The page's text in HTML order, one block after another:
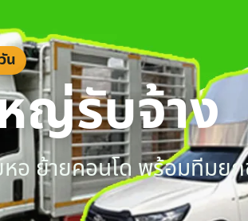
น
ญ่รับจ้าง
อ ย้ายคอนโด พร้อมทีมย